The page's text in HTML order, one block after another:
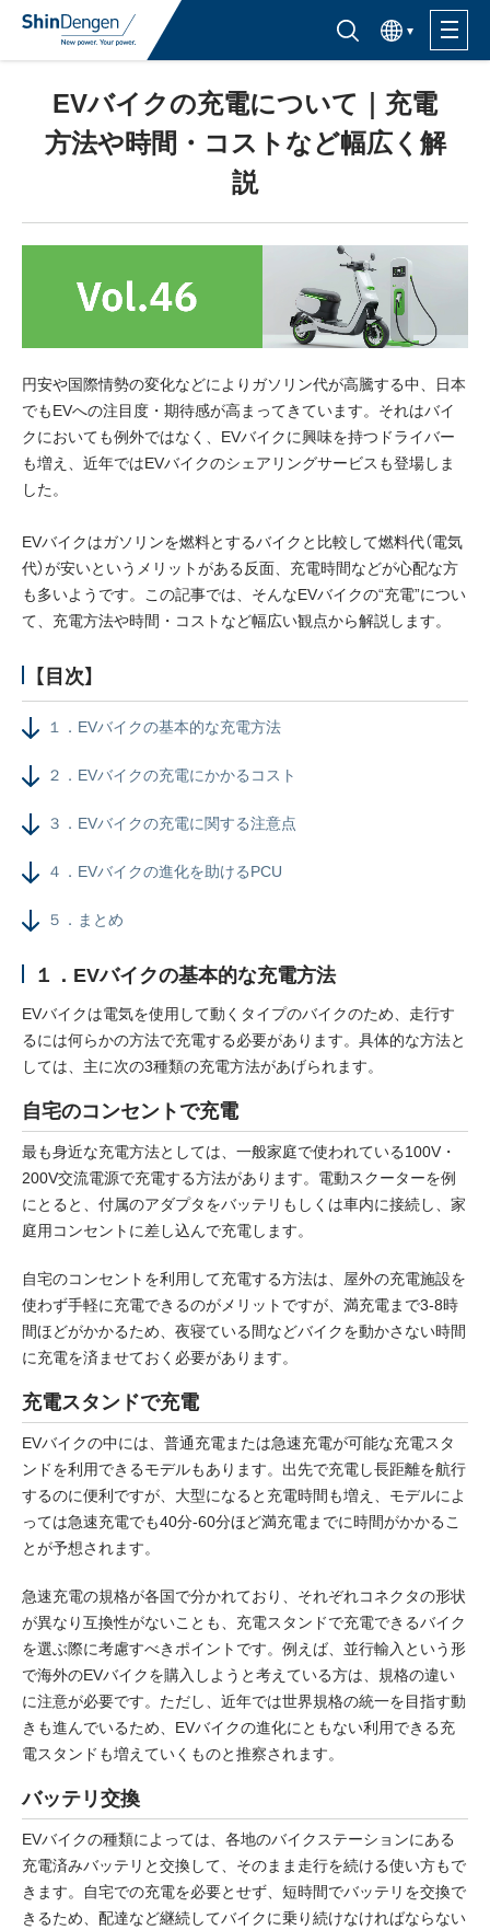
半導体製品検索はこちら
한국어
製品ラインナップ
購入窓口
企業情報
サステナビリティ
IR情報
ニュース
イベント
お問い合わせ
閉じる
EVバイクの充電について｜充電
方法や時間・コストなど幅広く解
説
円安や国際情勢の変化などによりガソリン代が高騰する中、日本
でもEVへの注目度・期待感が高まってきています。それはバイ
クにおいても例外ではなく、EVバイクに興味を持つドライバー
も増え、近年ではEVバイクのシェアリングサービスも登場しま
した。
EVバイクはガソリンを燃料とするバイクと比較して燃料代（電気
代）が安いというメリットがある反面、充電時間などが心配な方
も多いようです。この記事では、そんなEVバイクの“充電”につい
て、充電方法や時間・コストなど幅広い観点から解説します。
【目次】
１．EVバイクの基本的な充電方法
２．EVバイクの充電にかかるコスト
３．EVバイクの充電に関する注意点
４．EVバイクの進化を助けるPCU
５．まとめ
１．EVバイクの基本的な充電方法
EVバイクは電気を使用して動くタイプのバイクのため、走行す
るには何らかの方法で充電する必要があります。具体的な方法と
しては、主に次の3種類の充電方法があげられます。
自宅のコンセントで充電
最も身近な充電方法としては、一般家庭で使われている100V・
200V交流電源で充電する方法があります。電動スクーターを例
にとると、付属のアダプタをバッテリもしくは車内に接続し、家
庭用コンセントに差し込んで充電します。
自宅のコンセントを利用して充電する方法は、屋外の充電施設を
使わず手軽に充電できるのがメリットですが、満充電まで3-8時
間ほどがかかるため、夜寝ている間などバイクを動かさない時間
に充電を済ませておく必要があります。
充電スタンドで充電
EVバイクの中には、普通充電または急速充電が可能な充電スタ
ンドを利用できるモデルもあります。出先で充電し長距離を航行
するのに便利ですが、大型になると充電時間も増え、モデルによ
っては急速充電でも40分-60分ほど満充電までに時間がかかるこ
とが予想されます。
急速充電の規格が各国で分かれており、それぞれコネクタの形状
が異なり互換性がないことも、充電スタンドで充電できるバイク
を選ぶ際に考慮すべきポイントです。例えば、並行輸入という形
で海外のEVバイクを購入しようと考えている方は、規格の違い
に注意が必要です。ただし、近年では世界規格の統一を目指す動
きも進んでいるため、EVバイクの進化にともない利用できる充
電スタンドも増えていくものと推察されます。
バッテリ交換
EVバイクの種類によっては、各地のバイクステーションにある
充電済みバッテリと交換して、そのまま走行を続ける使い方もで
きます。自宅での充電を必要とせず、短時間でバッテリを交換で
きるため、配達など継続してバイクに乗り続けなければならない